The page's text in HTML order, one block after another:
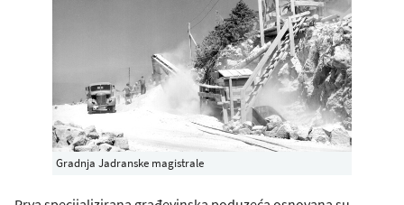
Gradnja Jadranske magistrale